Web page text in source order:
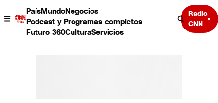
PaísMundoNegocios
Podcast y Programas completos
Futuro 360CulturaServicios
Radio
CNN